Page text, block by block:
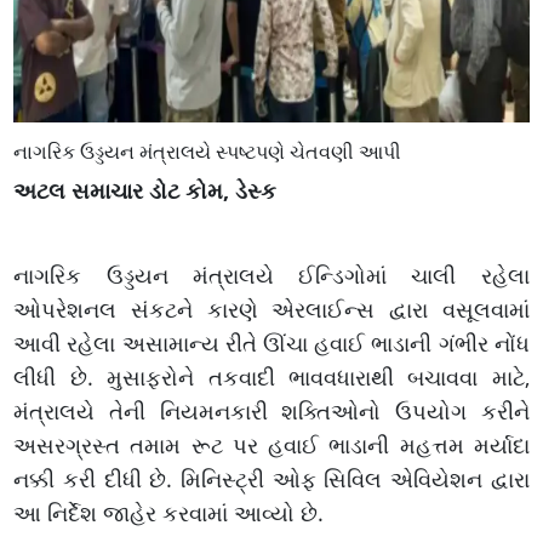
નાગરિક ઉડ્ડયન મંત્રાલયે સ્પષ્ટપણે ચેતવણી આપી
અટલ સમાચાર ડોટ કોમ, ડેસ્ક
નાગરિક ઉડ્ડયન મંત્રાલયે ઈન્ડિગોમાં ચાલી રહેલા
ઓપરેશનલ સંકટને કારણે એરલાઈન્સ દ્વારા વસૂલવામાં
આવી રહેલા અસામાન્ય રીતે ઊંચા હવાઈ ભાડાની ગંભીર નોંધ
લીધી છે. મુસાફરોને તકવાદી ભાવવધારાથી બચાવવા માટે,
મંત્રાલયે તેની નિયમનકારી શક્તિઓનો ઉપયોગ કરીને
અસરગ્રસ્ત તમામ રૂટ પર હવાઈ ભાડાની મહત્તમ મર્યાદા
નક્કી કરી દીધી છે. મિનિસ્ટ્રી ઓફ સિવિલ એવિયેશન દ્વારા
આ નિર્દેશ જાહેર કરવામાં આવ્યો છે.